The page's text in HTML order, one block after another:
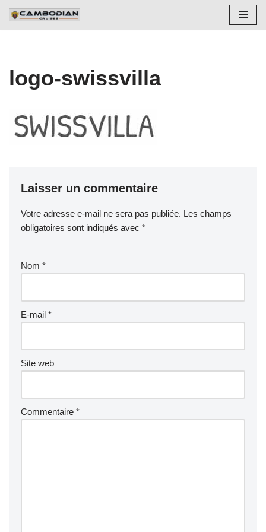
Aller
logo-swissvilla
Laisser un commentaire
Votre adresse e-mail ne sera pas publiée. Les champs
obligatoires sont indiqués avec *
Nom *
E-mail *
Site web
Commentaire *